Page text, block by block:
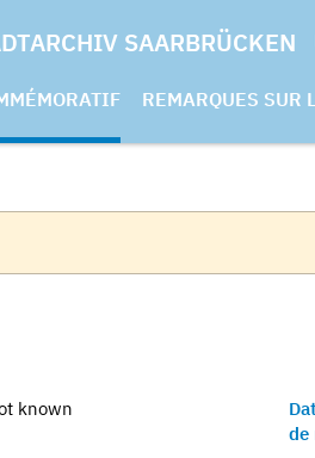
SAARBRÜCKEN
REMARQUES SUR
known
de